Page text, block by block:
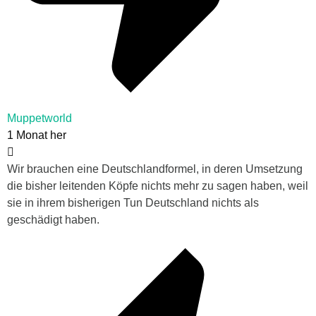
Muppetworld
1 Monat her
Wir brauchen eine Deutschlandformel, in deren Umsetzung
die bisher leitenden Köpfe nichts mehr zu sagen haben, weil
sie in ihrem bisherigen Tun Deutschland nichts als
geschädigt haben.